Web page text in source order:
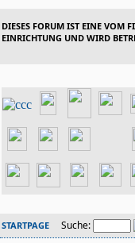
DIESES FORUM IST EINE VOM
EINRICHTUNG UND WIRD
STARTPAGE
Suche: